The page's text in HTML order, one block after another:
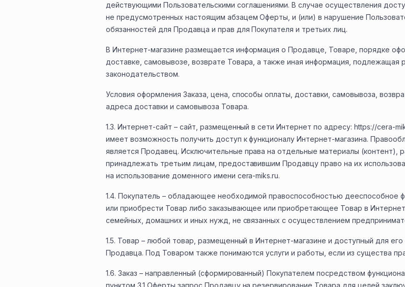
действующими Пользовательскими соглашениями. В случае осуществления
не предусмотренных настоящим абзацем Оферты, и (или) в нарушение
обязанностей для Продавца и прав для Покупателя и третьих лиц.
В Интернет-магазине размещается информация о Продавце, Товаре, порядке
доставке, самовывозе, возврате Товара, а также иная информация,
законодательством.
Условия оформления Заказа, цена, способы оплаты, доставки, самовывоза,
адреса доставки и самовывоза Товара.
1.3. Интернет-сайт – сайт, размещенный в сети Интернет по адресу: https://cera-
имеет возможность получить доступ к функционалу Интернет-магазина.
является Продавец. Исключительные права на отдельные материалы (контент),
принадлежать третьим лицам, предоставившим Продавцу право на их
на использование доменного имени cera-miks.ru.
1.4. Покупатель – обладающее необходимой правоспособностью дееспособное
или приобрести Товар либо заказывающее или приобретающее Товар в
семейных, домашних и иных нужд, не связанных с осуществлением
1.5. Товар – любой товар, размещенный в Интернет-магазине и доступный для
Продавца. Под Товаром также понимаются услуги и работы, если из существа
1.6. Заказ – направленный (сформированный) Покупателем посредством
пунктом 3.1 Оферты запрос Продавцу на резервирование Товара для целей